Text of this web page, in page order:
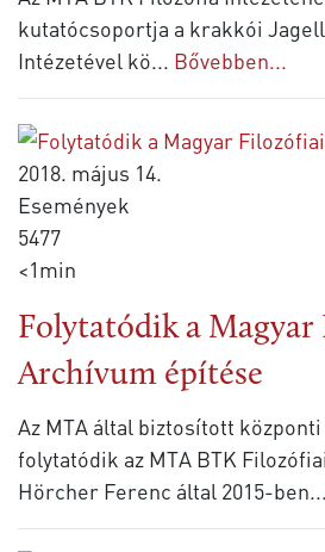
kutatócsoportja a krakkói
Intézetével kö... Bővebben...
2018. május 14.
Események
5477
<1min
Folytatódik a
Archívum építése
Az MTA által biztosított
folytatódik az MTA BTK
Hörcher Ferenc által 2015-ben...